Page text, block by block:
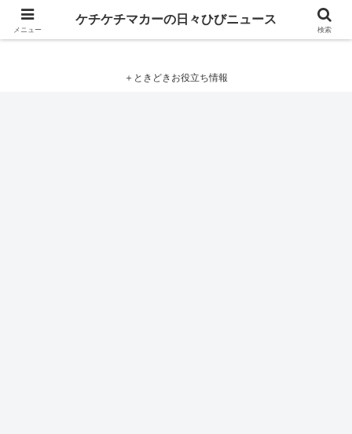
ケチケチマカーの日々ひびニュース
＋ときどきお役立ち情報
メニュー
ケチケチマカーの日々ひびニュース
検索